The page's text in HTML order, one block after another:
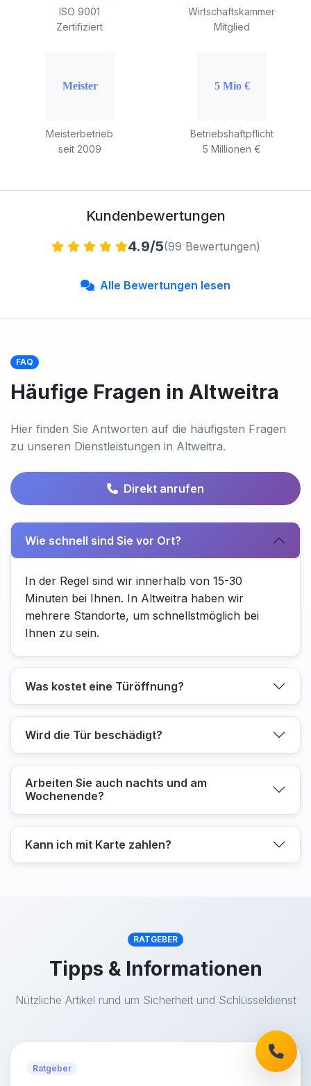
ISO 9001
Zertifiziert
Wirtschaftskammer
Mitglied
Meisterbetrieb
seit 2009
Betriebshaftpflicht
5 Millionen €
Kundenbewertungen
4.9/5(99 Bewertungen)
Alle Bewertungen lesen
FAQ
Häufige Fragen in Altweitra
Hier finden Sie Antworten auf die häufigsten Fragen
zu unseren Dienstleistungen in Altweitra.
Direkt anrufen
Wie schnell sind Sie vor Ort?
In der Regel sind wir innerhalb von 15-30
Minuten bei Ihnen. In Altweitra haben wir
mehrere Standorte, um schnellstmöglich bei
Ihnen zu sein.
Was kostet eine Türöffnung?
Wird die Tür beschädigt?
Arbeiten Sie auch nachts und am
Wochenende?
Kann ich mit Karte zahlen?
RATGEBER
Tipps & Informationen
Nützliche Artikel rund um Sicherheit und Schlüsseldienst
Ratgeber